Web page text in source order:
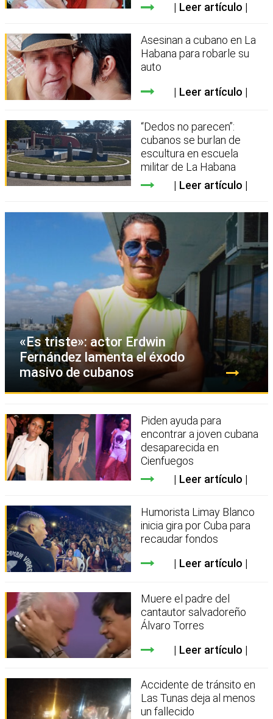
Leer artículo
Asesinan a cubano en La
Habana para robarle su
auto
Leer artículo
“Dedos no parecen”:
cubanos se burlan de
escultura en escuela
militar de La Habana
Leer artículo
«Es triste»: actor Erdwin
Fernández lamenta el éxodo
masivo de cubanos
Piden ayuda para
encontrar a joven cubana
desaparecida en
Cienfuegos
Leer artículo
Humorista Limay Blanco
inicia gira por Cuba para
recaudar fondos
Leer artículo
Muere el padre del
cantautor salvadoreño
Álvaro Torres
Leer artículo
Accidente de tránsito en
Las Tunas deja al menos
un fallecido